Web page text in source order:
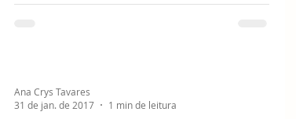
diferente de fazer gastronomia. O espaço
Ana Crys Tavares
31 de jan. de 2017
1 min de leitura